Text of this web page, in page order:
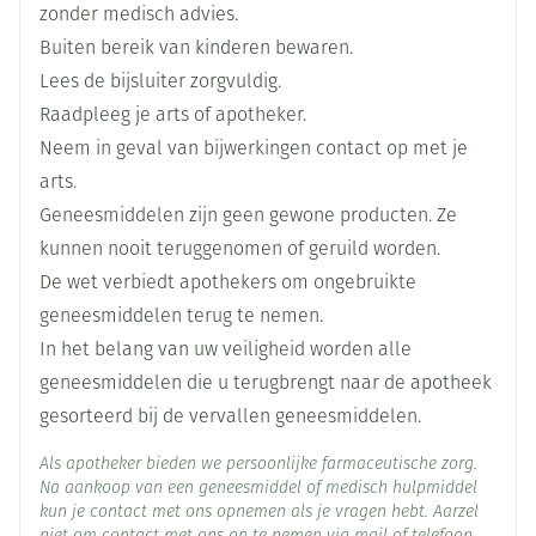
Zorg dat het inhalatiepoeder niet in contact komt
met de ogen, omdat dit kan leiden tot een voortijdig
optreden of het verslechteren van de oogaandoening
gesloten-hoek-glaucoom. Pijn of een onaangenaam
gevoel in de ogen, wazig zien, het zien van kringen
rond lichten of gekleurde beelden in combinatie met
rode ogen kunnen tekenen zijn van een acute aanval
van gesloten�hoek-glaucoom. Deze klachten aan uw
ogen kunnen samen gaan met hoofdpijn,
misselijkheid en braken. Als u één van deze klachten
van gesloten-hoek-glaucoom krijgt, stop dan met het
gebruik van tiotropiumbromide en raadpleeg
onmiddellijk uw arts, het liefst een oogarts.
behandeling met anticholinergica, zou op lange
termijn kunnen samengaan met cariës (tandbederf).
keelontsteking (pharyngitis)
heesheid (dysphonie)
hoesten
brandend maagzuur (gastro-oesophagale reflux
ziekte)
verstopping (constipatie)
schimmelinfectie in de mondholte en keel
huiduitslag
moeilijkheden met plassen (urineretentie)
pijn bij het plassen (dysurie)
slaapproblemen (insomnia)
het zien van kringen rond lichten of gekleurde
beelden in combinatie met rode ogen (glaucoom)
onregelmatige hartslag (supraventriculaire
tachycardie)
toegenomen hartslag (tachycardie)
Breedte 76 mm
Lengte 95 mm
Diepte 55 mm
Hoeveelheid
Verpakking
30
Actieve
Ingrediënten
Behoud Kamertemperatuur (15°C - 25°C)
zonder medisch advies.
Buiten bereik van kinderen bewaren.
Lees de bijsluiter zorgvuldig.
Raadpleeg je arts of apotheker.
Neem in geval van bijwerkingen contact op met je
arts.
Geneesmiddelen zijn geen gewone producten. Ze
kunnen nooit teruggenomen of geruild worden.
De wet verbiedt apothekers om ongebruikte
geneesmiddelen terug te nemen.
In het belang van uw veiligheid worden alle
geneesmiddelen die u terugbrengt naar de apotheek
gesorteerd bij de vervallen geneesmiddelen.
Als apotheker bieden we persoonlijke farmaceutische zorg.
Na aankoop van een geneesmiddel of medisch hulpmiddel
kun je contact met ons opnemen als je vragen hebt. Aarzel